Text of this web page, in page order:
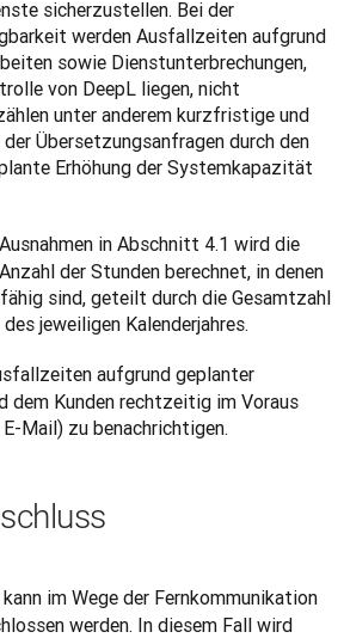
sicherzustellen. Bei der
werden Ausfallzeiten aufgrund
sowie Dienstunterbrechungen,
von DeepL liegen, nicht
unter anderem kurzfristige und
Übersetzungsanfragen durch den
Erhöhung der Systemkapazität
in Abschnitt 4.1 wird die
der Stunden berechnet, in denen
sind, geteilt durch die Gesamtzahl
jeweiligen Kalenderjahres.
aufgrund geplanter
dem Kunden rechtzeitig im Voraus
Mail) zu benachrichtigen.
im Wege der Fernkommunikation
werden. In diesem Fall wird